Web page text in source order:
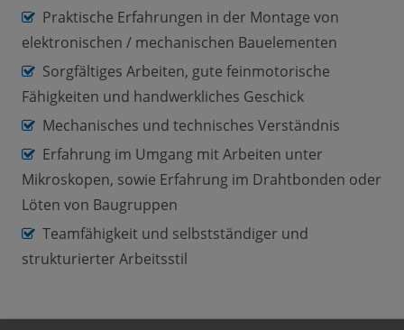
Praktische Erfahrungen in der Montage von
elektronischen / mechanischen Bauelementen
Sorgfältiges Arbeiten, gute feinmotorische
Fähigkeiten und handwerkliches Geschick
Mechanisches und technisches Verständnis
Erfahrung im Umgang mit Arbeiten unter
Mikroskopen, sowie Erfahrung im Drahtbonden oder
Löten von Baugruppen
Teamfähigkeit und selbstständiger und
strukturierter Arbeitsstil